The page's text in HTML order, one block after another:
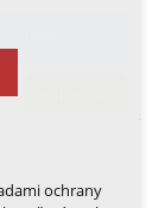
ochrany